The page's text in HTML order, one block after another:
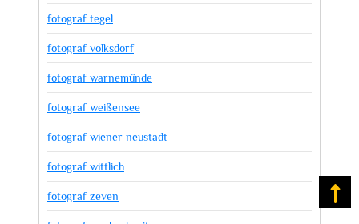
fotograf tegel
fotograf volksdorf
fotograf warnemünde
fotograf weißensee
fotograf wiener neustadt
fotograf wittlich
fotograf zeven